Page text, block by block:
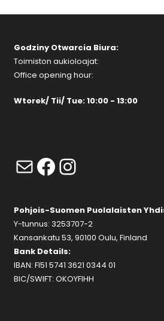
Godziny Otwarcia Biura:
Toimiston aukioloajat:
Office opening hour:
Wtorek/ Tii/ Tue: 10:00 - 13:00
MailFacebook
Instagram
Pohjois-Suomen Puolalaisten
Y-tunnus: 3253707-2
Kansankatu 53, 90100 Oulu, Finland
Bank Details:
IBAN: FI51 5741 3621 0344 01
BIC/SWIFT: OKOYFIHH